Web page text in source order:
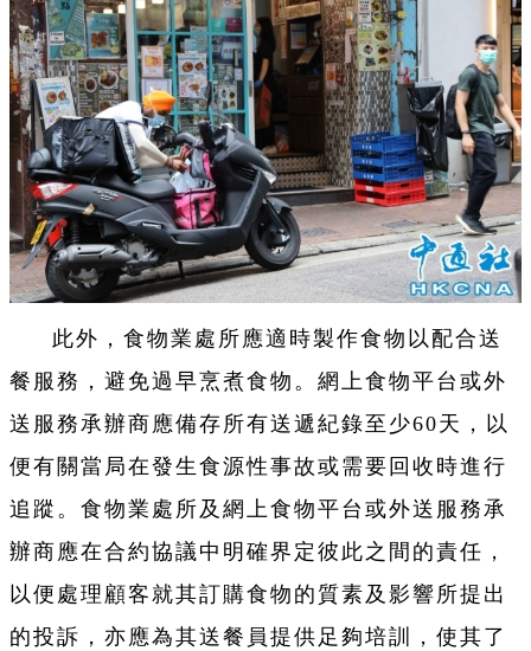
此外，食物業處所應適時製作食物以配合送
餐服務，避免過早烹煮食物。網上食物平台或外
送服務承辦商應備存所有送遞紀錄至少60天，以
便有關當局在發生食源性事故或需要回收時進行
追蹤。食物業處所及網上食物平台或外送服務承
辦商應在合約協議中明確界定彼此之間的責任，
以便處理顧客就其訂購食物的質素及影響所提出
的投訴，亦應為其送餐員提供足夠培訓，使其了